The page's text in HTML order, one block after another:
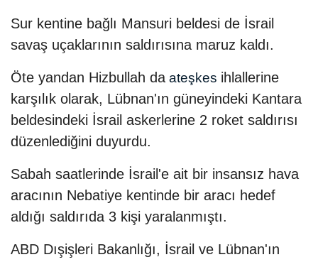
Sur kentine bağlı Mansuri beldesi de İsrail
savaş uçaklarının saldırısına maruz kaldı.
Öte yandan Hizbullah daateşkes ihlallerine
karşılık olarak, Lübnan'ın güneyindeki Kantara
beldesindeki İsrail askerlerine 2 roket saldırısı
düzenlediğini duyurdu.
Sabah saatlerinde İsrail'e ait bir insansız hava
aracının Nebatiye kentinde bir aracı hedef
aldığı saldırıda 3 kişi yaralanmıştı.
ABD Dışişleri Bakanlığı, İsrail ve Lübnan'ın